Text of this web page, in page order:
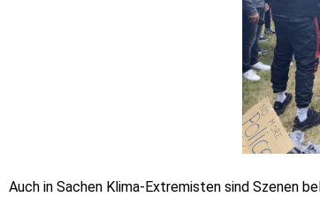
Auch in Sachen Klima-Extremisten sind Szenen